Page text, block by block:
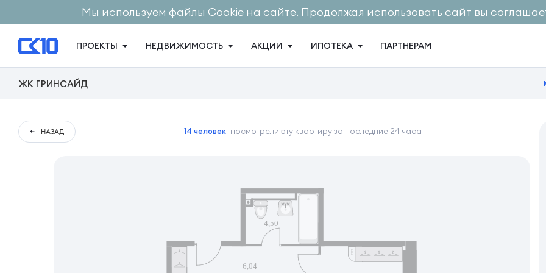
Мы используем файлы Cookie на сайте. Продолжая использовать сайт вы
ПРОЕКТЫ НЕДВИЖИМОСТЬ АКЦИИ ИПОТЕКА ПАРТНЕРАМ
ЖК ГРИНСАЙД
НАЗАД 14 человек посмотрели эту квартиру за последние 24 часа